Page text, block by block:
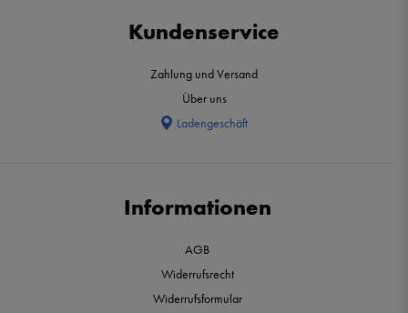
Kundenservice
Zahlung und Versand
Über uns
Ladengeschäft
Informationen
AGB
Widerrufsrecht
Widerrufsformular